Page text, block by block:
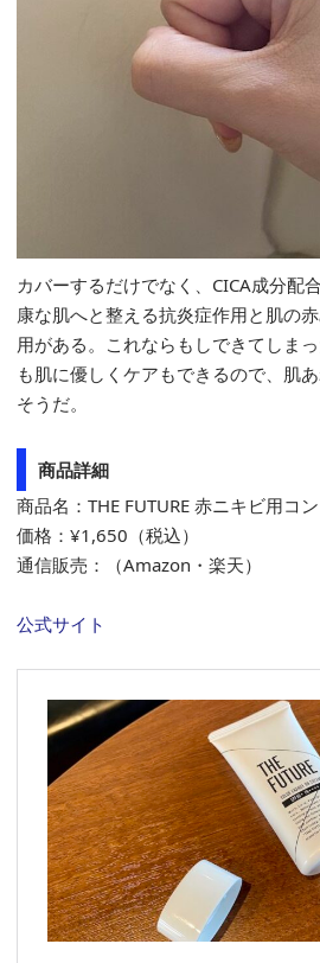
カバーするだけでなく、CICA成分配
康な肌へと整える抗炎症作用と肌の
用がある。これならもしできてしま
も肌に優しくケアもできるので、肌
そうだ。
商品詳細
商品名：THE FUTURE 赤ニキビ用コ
価格：¥1,650（税込）
通信販売：（Amazon・楽天）
公式サイト